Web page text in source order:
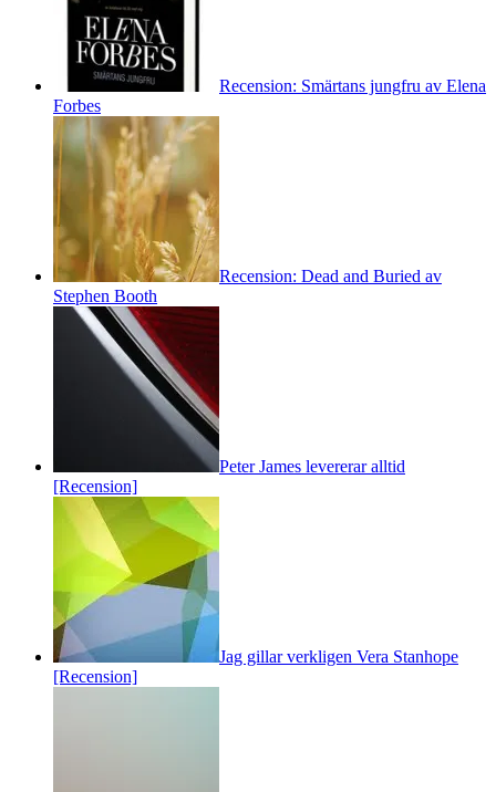
Recension: Smärtans jungfru av Elena
Forbes
Recension: Dead and Buried av
Stephen Booth
Peter James levererar alltid
[Recension]
Jag gillar verkligen Vera Stanhope
[Recension]